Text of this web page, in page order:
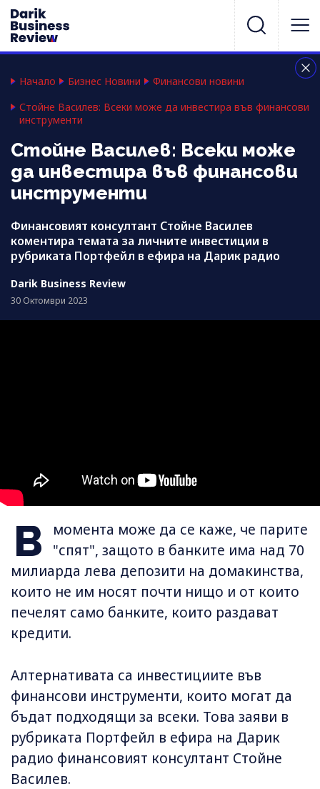
Начало Бизнес Новини
Финансови новини
Стойне Василев: Всеки може да инвестира във финансови
инструменти
Стойне Василев: Всеки може
да инвестира във финансови
инструменти
Финансовият консултант Стойне Василев
коментира темата за личните инвестиции в
рубриката Портфейл в ефира на Дарик радио
Darik Business Review
30 Октомври 2023
В
момента може да се каже, че парите
"спят", защото в банките има над 70
милиарда лева депозити на домакинства,
които не им носят почти нищо и от които
печелят само банките, които раздават
кредити.
Алтернативата са инвестициите във
финансови инструменти, които могат да
бъдат подходящи за всеки. Това заяви в
рубриката Портфейл в ефира на Дарик
радио финансовият консултант Стойне
Василев.